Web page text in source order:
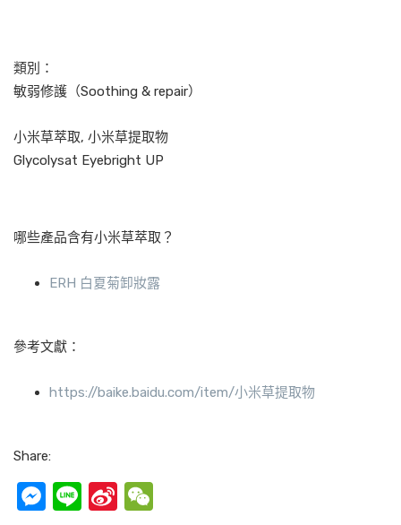
類別：
敏弱修護（Soothing & repair）
小米草萃取, 小米草提取物
Glycolysat Eyebright UP
哪些產品含有小米草萃取？
ERH 白夏菊卸妝露
參考文獻：
https://baike.baidu.com/item/小米草提取物
Share:
Messenger
LineSina